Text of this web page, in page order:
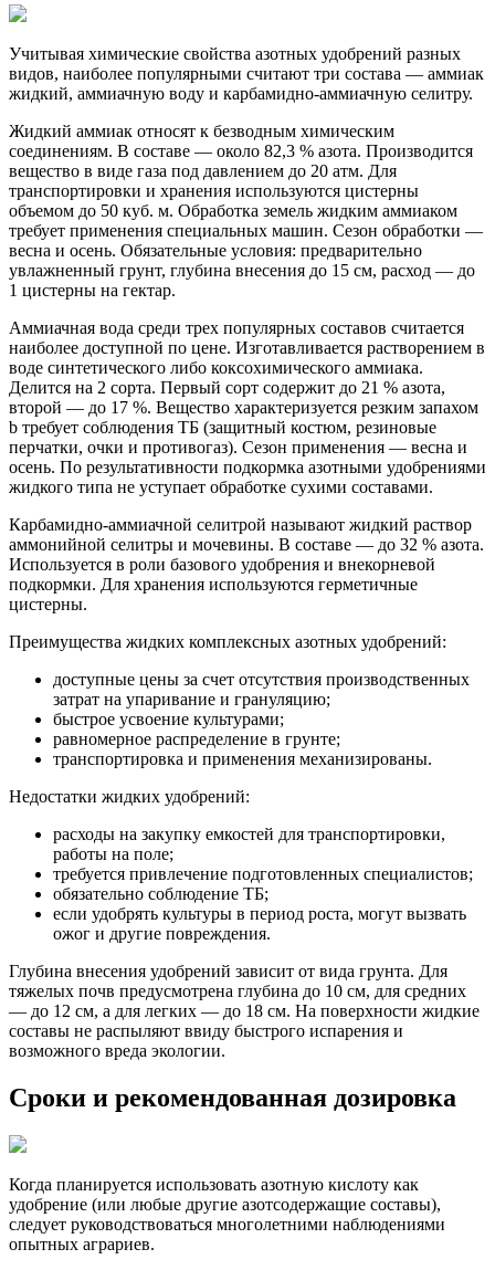
Учитывая химические свойства азотных удобрений разных
видов, наиболее популярными считают три состава — аммиак
жидкий, аммиачную воду и карбамидно-аммиачную селитру.
Жидкий аммиак относят к безводным химическим
соединениям. В составе — около 82,3 % азота. Производится
вещество в виде газа под давлением до 20 атм. Для
транспортировки и хранения используются цистерны
объемом до 50 куб. м. Обработка земель жидким аммиаком
требует применения специальных машин. Сезон обработки —
весна и осень. Обязательные условия: предварительно
увлажненный грунт, глубина внесения до 15 см, расход — до
1 цистерны на гектар.
Аммиачная вода среди трех популярных составов считается
наиболее доступной по цене. Изготавливается растворением в
воде синтетического либо коксохимического аммиака.
Делится на 2 сорта. Первый сорт содержит до 21 % азота,
второй — до 17 %. Вещество характеризуется резким запахом
b требует соблюдения ТБ (защитный костюм, резиновые
перчатки, очки и противогаз). Сезон применения — весна и
осень. По результативности подкормка азотными удобрениями
жидкого типа не уступает обработке сухими составами.
Карбамидно-аммиачной селитрой называют жидкий раствор
аммонийной селитры и мочевины. В составе — до 32 % азота.
Используется в роли базового удобрения и внекорневой
подкормки. Для хранения используются герметичные
цистерны.
Преимущества жидких комплексных азотных удобрений:
доступные цены за счет отсутствия производственных
затрат на упаривание и грануляцию;
быстрое усвоение культурами;
равномерное распределение в грунте;
транспортировка и применения механизированы.
Недостатки жидких удобрений:
расходы на закупку емкостей для транспортировки,
работы на поле;
требуется привлечение подготовленных специалистов;
обязательно соблюдение ТБ;
если удобрять культуры в период роста, могут вызвать
ожог и другие повреждения.
Глубина внесения удобрений зависит от вида грунта. Для
тяжелых почв предусмотрена глубина до 10 см, для средних
— до 12 см, а для легких — до 18 см. На поверхности жидкие
составы не распыляют ввиду быстрого испарения и
возможного вреда экологии.
Сроки и рекомендованная дозировка
Когда планируется использовать азотную кислоту как
удобрение (или любые другие азотсодержащие составы),
следует руководствоваться многолетними наблюдениями
опытных аграриев.